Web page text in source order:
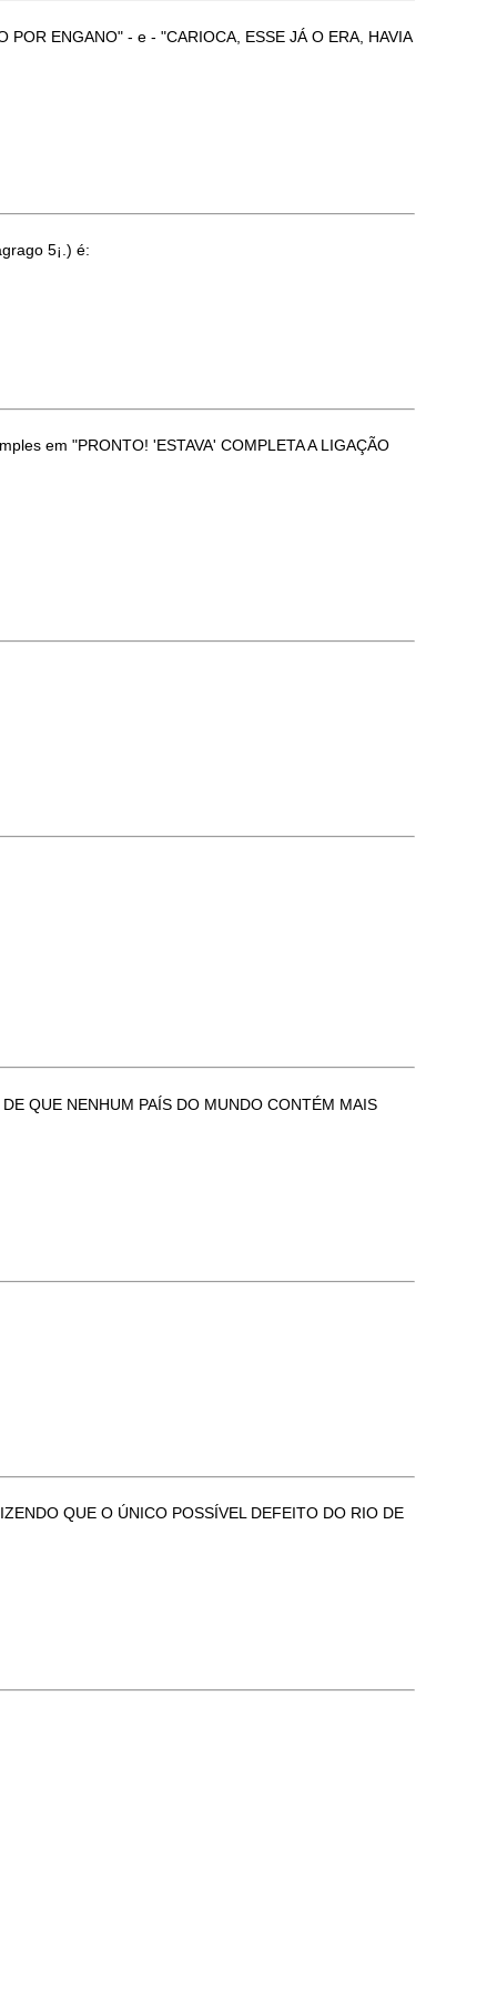
ENGANO" - e - "CARIOCA, ESSE JÁ O ERA, HAVIA
5¡.) é:
em "PRONTO! 'ESTAVA' COMPLETA A LIGAÇÃO
QUE NENHUM PAÍS DO MUNDO CONTÉM MAIS
QUE O ÚNICO POSSÍVEL DEFEITO DO RIO DE